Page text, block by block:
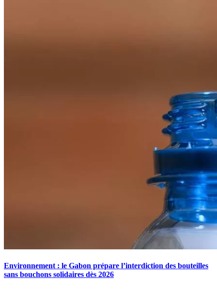
Environnement : le Gabon prépare l’interdiction des bouteilles
sans bouchons solidaires dès 2026